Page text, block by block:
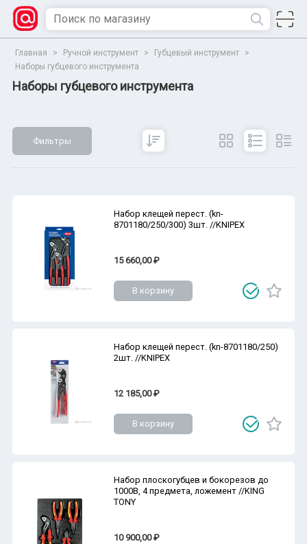
Главная > Ручной инструмент > Губцевый инструмент
>
Наборы губцевого инструмента
Наборы губцевого инструмента
Фильтры
Набор клещей перест. (kn-
8701180/250/300) 3шт. //KNIPEX
15 660,00 ₽
В корзину
Набор клещей перест. (kn-8701180/250)
2шт. //KNIPEX
12 185,00 ₽
В корзину
Набор плоскогубцев и бокорезов до
1000В, 4 предмета, ложемент //KING
TONY
10 900,00 ₽